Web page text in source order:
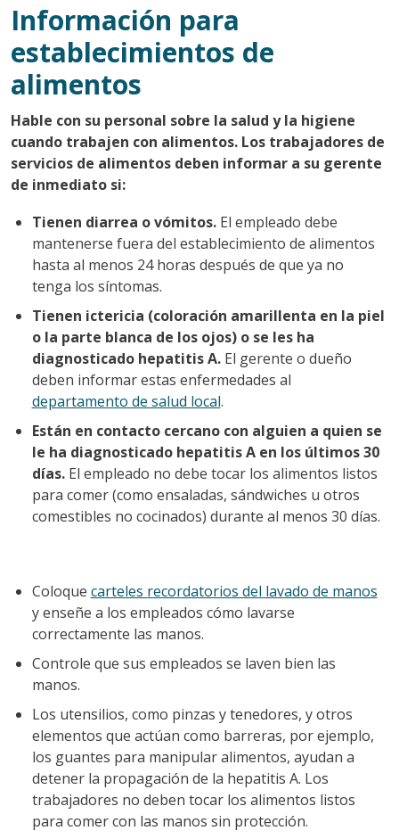
Información para
establecimientos de
alimentos
Hable con su personal sobre la salud y la higiene
cuando trabajen con alimentos. Los trabajadores de
servicios de alimentos deben informar a su gerente
de inmediato si:
Tienen diarrea o vómitos.El empleado debe
mantenerse fuera del establecimiento de alimentos
hasta al menos 24 horas después de que ya no
tenga los síntomas.
Tienen ictericia (coloración amarillenta en la piel
o la parte blanca de los ojos) o se les ha
diagnosticado hepatitis A.El gerente o dueño
deben informar estas enfermedades al
departamento de salud local.
Están en contacto cercano con alguien a quien se
le ha diagnosticado hepatitis A en los últimos 30
días.El empleado no debe tocar los alimentos listos
para comer (como ensaladas, sándwiches u otros
comestibles no cocinados) durante al menos 30 días.
Coloque carteles recordatorios del lavado de manos
y enseñe a los empleados cómo lavarse
correctamente las manos.
Controle que sus empleados se laven bien las
manos.
Los utensilios, como pinzas y tenedores, y otros
elementos que actúan como barreras, por ejemplo,
los guantes para manipular alimentos, ayudan a
detener la propagación de la hepatitis A. Los
trabajadores no deben tocar los alimentos listos
para comer con las manos sin protección.